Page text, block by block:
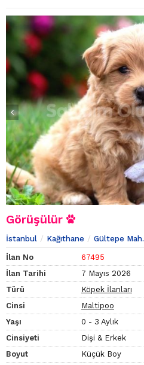
Görüşülür
İstanbul Kağıthane Gültepe Mah.
İlan No
67495
İlan Tarihi
7 Mayıs 2026
Türü
Köpek İlanları
Cinsi
Maltipoo
Yaşı
0 - 3 Aylık
Cinsiyeti
Dişi & Erkek
Boyut
Küçük Boy